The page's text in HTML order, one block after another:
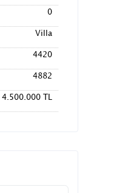
0
Villa
4420
4882
4.500.000 TL